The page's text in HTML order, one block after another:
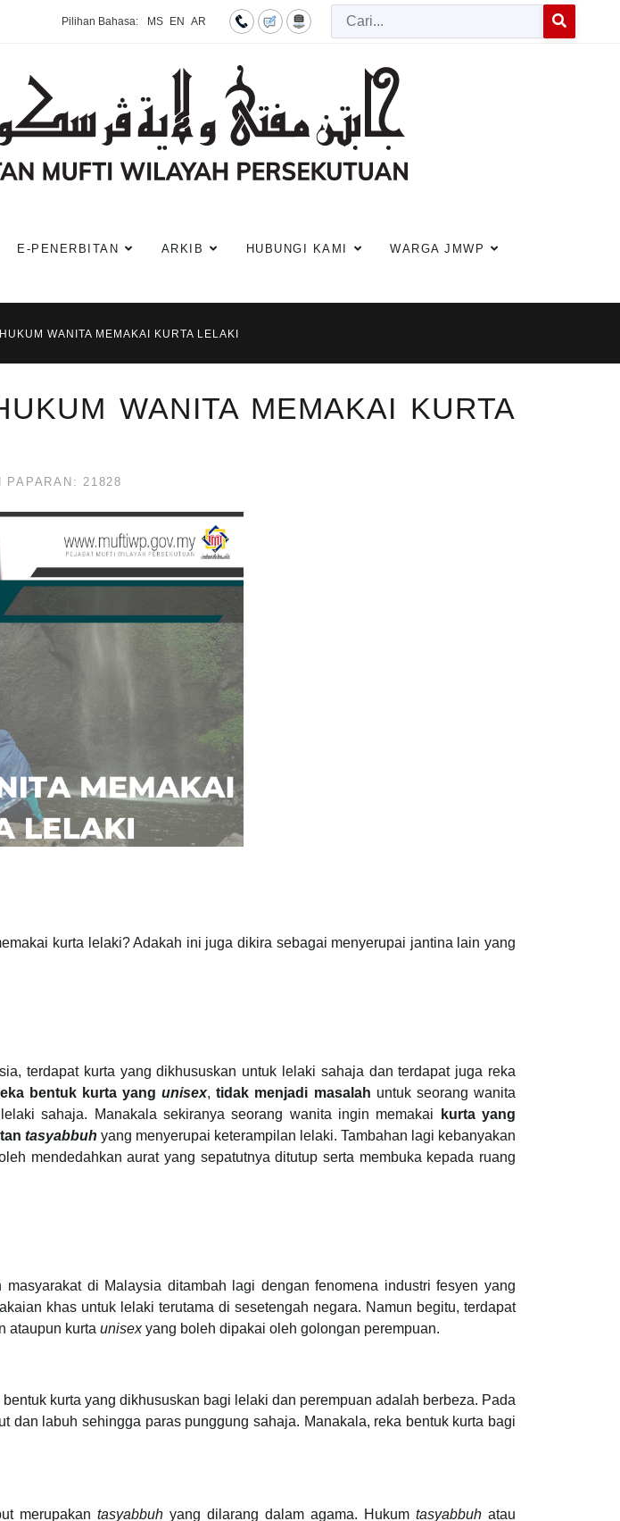
Pilihan Bahasa: MS EN AR
Cari
E-PENERBITAN ARKIB HUBUNGI KAMI WARGA JMWP
WANITA MEMAKAI KURTA LELAKI
WANITA MEMAKAI KURTA
PAPARAN: 21828
kurta lelaki? Adakah ini juga dikira sebagai menyerupai jantina lain yang
terdapat kurta yang dikhususkan untuk lelaki sahaja dan terdapat juga reka
bentuk kurta yangunisex,tidak menjadi masalah untuk seorang wanita
sahaja. Manakala sekiranya seorang wanita ingin memakai
kurta yang
tasyabbuh yang menyerupai keterampilan lelaki. Tambahan lagi kebanyakan
mendedahkan aurat yang sepatutnya ditutup serta membuka kepada ruang
di Malaysia ditambah lagi dengan fenomena industri fesyen yang
khas untuk lelaki terutama di sesetengah negara. Namun begitu, terdapat
ataupun kurta unisexyang boleh dipakai oleh golongan perempuan.
kurta yang dikhususkan bagi lelaki dan perempuan adalah berbeza. Pada
labuh sehingga paras punggung sahaja. Manakala, reka bentuk kurta bagi
merupakan tasyabbuh yang dilarang dalam agama. Hukum tasyabbuh atau